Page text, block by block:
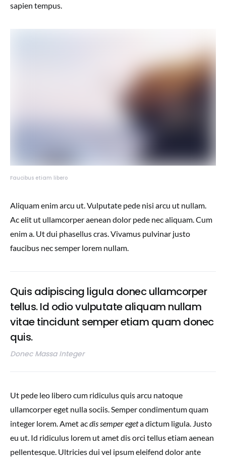
sapien tempus.
Faucibus etiam libero
Aliquam enim arcu ut. Vulputate pede nisi arcu ut nullam.
Ac elit ut ullamcorper aenean dolor pede nec aliquam. Cum
enim a. Ut dui phasellus cras. Vivamus pulvinar justo
faucibus nec semper lorem nullam.
Quis adipiscing ligula donec ullamcorper
tellus. Id odio vulputate aliquam nullam
vitae tincidunt semper etiam quam donec
quis.
Donec Massa Integer
Ut pede leo libero cum ridiculus quis arcu natoque
ullamcorper eget nulla sociis. Semper condimentum quam
integer lorem. Amet acdis semper egeta dictum ligula. Justo
eu ut. Id ridiculus lorem ut amet dis orci tellus etiam aenean
pellentesque. Ultricies dui vel ipsum eleifend dolor ante